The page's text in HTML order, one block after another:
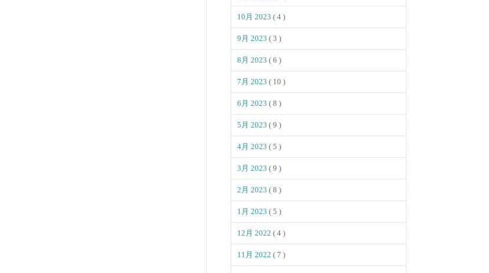
10月 2023 ( 4 )
9月 2023 ( 3 )
8月 2023 ( 6 )
7月 2023 ( 10 )
6月 2023 ( 8 )
5月 2023 ( 9 )
4月 2023 ( 5 )
3月 2023 ( 9 )
2月 2023 ( 8 )
1月 2023 ( 5 )
12月 2022 ( 4 )
11月 2022 ( 7 )